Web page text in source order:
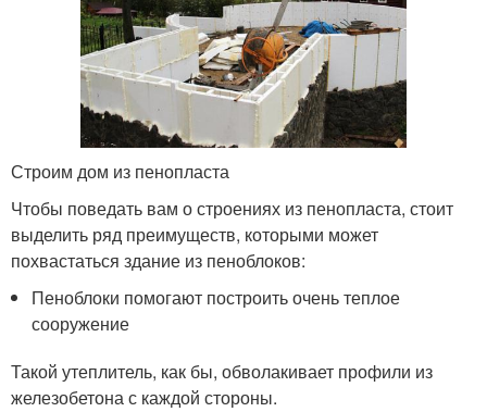
Строим дом из пенопласта
Чтобы поведать вам о строениях из пенопласта, стоит
выделить ряд преимуществ, которыми может
похвастаться здание из пеноблоков:
Пеноблоки помогают построить очень теплое
сооружение
Такой утеплитель, как бы, обволакивает профили из
железобетона с каждой стороны.